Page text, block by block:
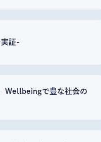
実証-
Wellbeingで豊な社会の